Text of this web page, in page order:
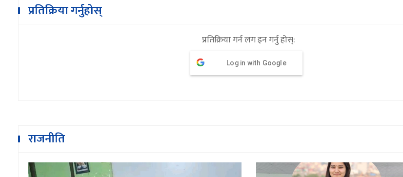
प्रतिक्रिया गर्नुहोस्
प्रतिक्रिया गर्न लग इन गर्नु होस्:
Log in with Google
राजनीति